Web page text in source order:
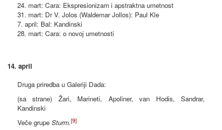
24. mart: Cara: Ekspresionizam i apstraktna umetnost
31. mart: Dr V. Jolos (Waldemar Jollos): Paul Kle
7. april: Bal: Kandinski
28. mart: Cara: o novoj umetnosti
14. april
Druga priredba u Galeriji Dada:
(sa strane) Žari, Marineti, Apoliner, van Hodis, Sandrar,
Kandinski
Veče grupe Sturm.[9]